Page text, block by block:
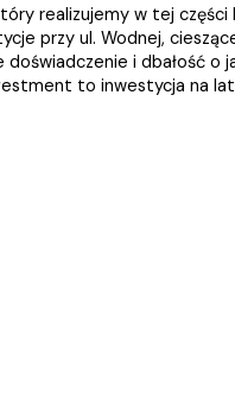
realizujemy w tej części
przy ul. Wodnej,
i dbałość o
to inwestycja na